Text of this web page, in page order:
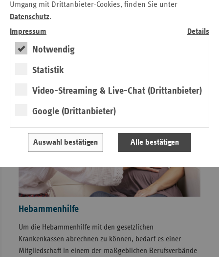
Umgang mit Drittanbieter-Cookies, finden Sie unter
Datenschutz.
Impressum
Details
Notwendig
Statistik
Video-Streaming & Live-Chat (Drittanbieter)
Google (Drittanbieter)
Auswahl bestätigen Alle bestätigen
Kontaktmöglichkeiten der zuständigen Ansprechpartner auf
unserer Informationsseite.
Hebammenhilfe
Um die Hebammenhilfe mit den gesetzlichen
Krankenkassen abrechnen zu können, bedarf es einer
Mitgliedschaft in einem der maßgeblichen Berufsverbände